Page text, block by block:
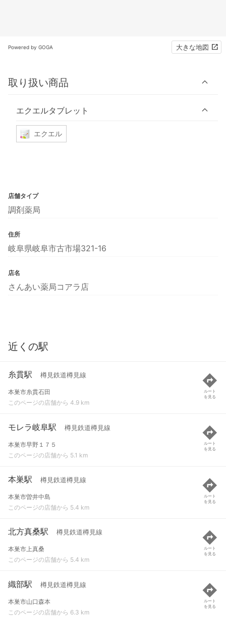
Powered by GOGA 大きな地図
取り扱い商品
エクエルタブレット
エクエル
店舗タイプ
調剤薬局
住所
岐阜県岐阜市古市場321-16
店名
さんあい薬局コアラ店
近くの駅
糸貫駅 樽見鉄道樽見線
本巣市糸貫石田
このページの店舗から 4.9 km
ルート
を見る
モレラ岐阜駅 樽見鉄道樽見線
本巣市早野１７５
このページの店舗から 5.1 km
ルート
を見る
本巣駅 樽見鉄道樽見線
本巣市曽井中島
このページの店舗から 5.4 km
ルート
を見る
北方真桑駅 樽見鉄道樽見線
本巣市上真桑
このページの店舗から 5.4 km
ルート
を見る
織部駅 樽見鉄道樽見線
本巣市山口森本
このページの店舗から 6.3 km
ルート
を見る